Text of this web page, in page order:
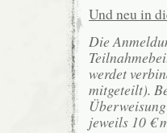
Und neu in
Die
werdet
mitgeteilt).
jeweils 10 €